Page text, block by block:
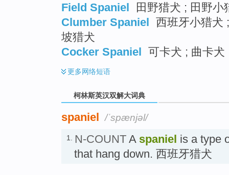
Field Spaniel
田野猎犬 ; 田野
Clumber Spaniel 西班牙小猎犬
坡猎犬
Cocker Spaniel 可卡犬 ; 曲卡犬
更多网络短语
柯林斯英汉双解大词典
spaniel /ˈspænjəl/
1. N-COUNT A spaniel is a type
that hang down. 西班牙猎犬